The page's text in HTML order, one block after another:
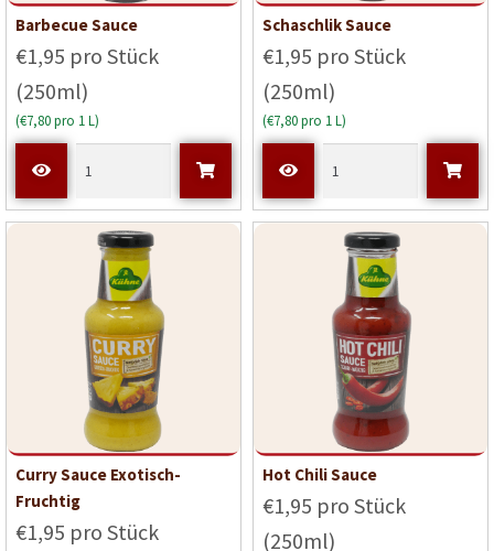
Barbecue Sauce
€1,95 pro Stück
(250ml)
(€7,80 pro 1 L)
Schaschlik Sauce
€1,95 pro Stück
(250ml)
(€7,80 pro 1 L)
Curry Sauce Exotisch-
Fruchtig
€1,95 pro Stück
Hot Chili Sauce
€1,95 pro Stück
(250ml)